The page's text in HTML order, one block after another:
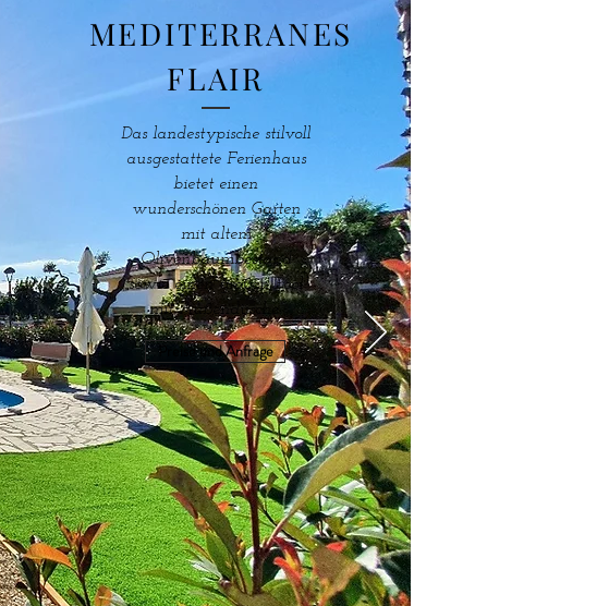
MEDITERRANES
FLAIR
Das landestypische stilvoll
ausgestattete Ferienhaus
bietet einen
wunderschönen Garten
mit altem
Olivenbaumbestand
sowie einen großen Pool
mit Außendusche.
Preise und Anfrage